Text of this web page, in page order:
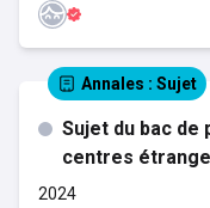
Annales : Sujet
Sujet du bac de
centres
2024